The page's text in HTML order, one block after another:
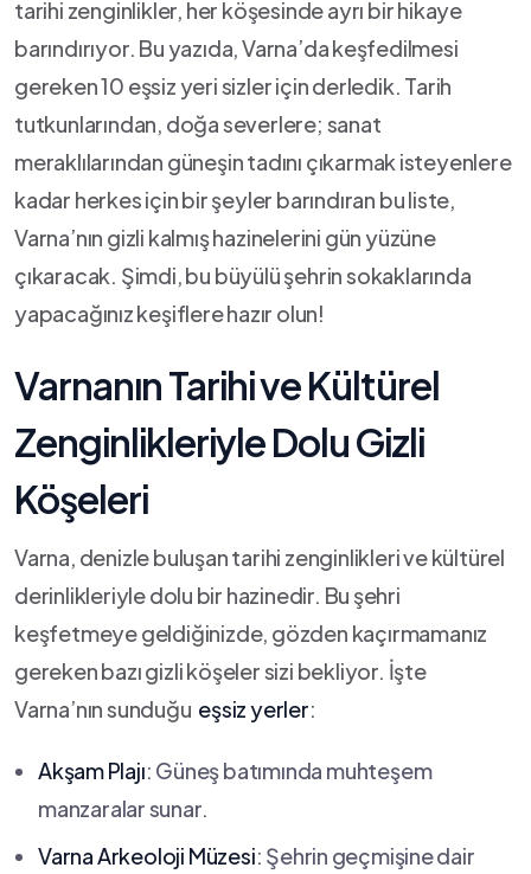
tarihi zenginlikler, her köşesinde ayrı ‍bir hikaye
barındırıyor. Bu‍ yazıda, Varna’da⁢ keşfedilmesi
gereken 10 eşsiz yeri sizler için derledik. Tarih
tutkunlarından,‍ doğa severlere; sanat
meraklılarından güneşin‍ tadını çıkarmak ⁢isteyenlere
kadar ​herkes‍ için bir ⁤şeyler barındıran bu ‌liste,
Varna’nın gizli kalmış hazinelerini gün‍ yüzüne
çıkaracak. Şimdi, bu büyülü şehrin sokaklarında⁤
yapacağınız⁤ keşiflere ⁣hazır olun!
Varnanın Tarihi⁣ ve Kültürel
Zenginlikleriyle Dolu⁤ Gizli
Köşeleri
Varna, denizle buluşan tarihi zenginlikleri ve kültürel
derinlikleriyle dolu ⁤bir hazinedir. Bu⁣ şehri
keşfetmeye geldiğinizde, gözden kaçırmamanız
gereken bazı gizli köşeler sizi bekliyor. İşte
Varna’nın sunduğu ‌ eşsiz ‌yerler:
Akşam ⁢Plajı: Güneş batımında muhteşem
manzaralar ⁤sunar.
Varna Arkeoloji Müzesi:‌ Şehrin⁢ geçmişine ⁣dair